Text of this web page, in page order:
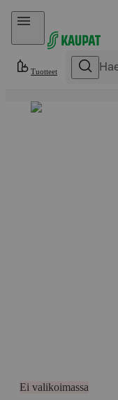
Hyppää sisältöön
Tuotteet
Ei valikoimassa